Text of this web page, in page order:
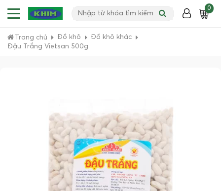
0
Trang chủ Đồ khô
Đồ khô khác
Đậu Trắng Vietsan 500g